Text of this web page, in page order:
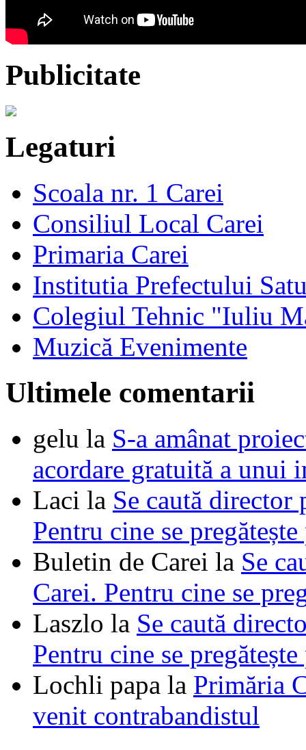
Publicitate
Legaturi
Scoala nr. 1 Carei
Consiliul Local Carei
Primaria Carei
Institutia Prefectului
Colegiul Tehnic "Iuliu
Muzică Evenimente
Ultimele comentarii
gelu la S-a amânat
acordare gratuită a unui
Laci la Se caută
Pentru cine se
Buletin de Carei la Se
Carei. Pentru cine se
Laszlo la Se caută
Pentru cine se
Lochli papa la Primăria
venit contrabandistul